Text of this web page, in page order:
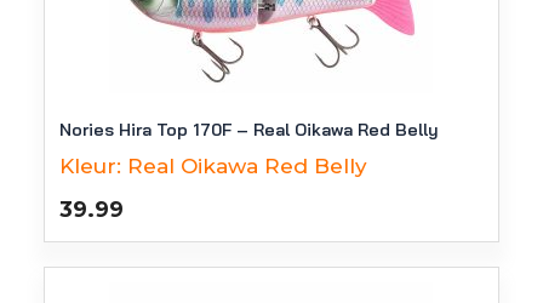
Nories Hira Top 170F – Real Oikawa Red Belly
Kleur: Real Oikawa Red Belly
39.99